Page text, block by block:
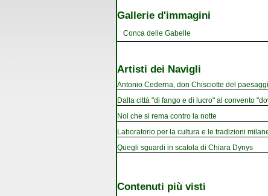
Gallerie d'immagini
Conca delle Gabelle
Artisti dei Navigli
Antonio Cederna, don Chisciotte del
Dalla città "di fango e di lucro" al convento
Noi che si rema contro la notte
Laboratorio per la cultura e le tradizioni
Quegli sguardi in scatola di Chiara Dynys
Contenuti più visti